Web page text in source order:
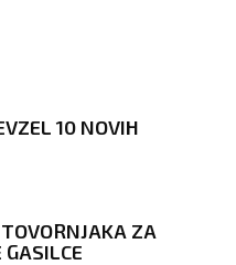
10 NOVIH
ZA